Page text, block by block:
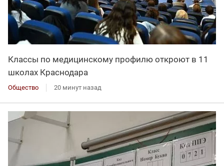
Классы по медицинскому профилю откроют в 11
школах Краснодара
Общество 20 минут назад